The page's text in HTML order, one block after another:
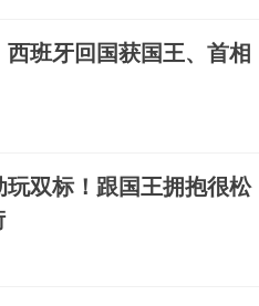
班牙回国获国王、首相
玩双标！跟国王拥抱很松